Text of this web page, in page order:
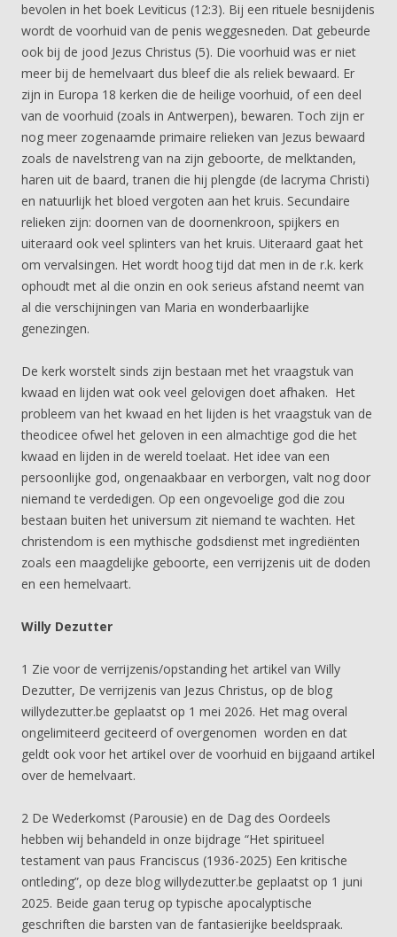
bevolen in het boek Leviticus (12:3). Bij een rituele besnijdenis
wordt de voorhuid van de penis weggesneden. Dat gebeurde
ook bij de jood Jezus Christus (5). Die voorhuid was er niet
meer bij de hemelvaart dus bleef die als reliek bewaard. Er
zijn in Europa 18 kerken die de heilige voorhuid, of een deel
van de voorhuid (zoals in Antwerpen), bewaren. Toch zijn er
nog meer zogenaamde primaire relieken van Jezus bewaard
zoals de navelstreng van na zijn geboorte, de melktanden,
haren uit de baard, tranen die hij plengde (de lacryma Christi)
en natuurlijk het bloed vergoten aan het kruis. Secundaire
relieken zijn: doornen van de doornenkroon, spijkers en
uiteraard ook veel splinters van het kruis. Uiteraard gaat het
om vervalsingen. Het wordt hoog tijd dat men in de r.k. kerk
ophoudt met al die onzin en ook serieus afstand neemt van
al die verschijningen van Maria en wonderbaarlijke
genezingen.
De kerk worstelt sinds zijn bestaan met het vraagstuk van
kwaad en lijden wat ook veel gelovigen doet afhaken. Het
probleem van het kwaad en het lijden is het vraagstuk van de
theodicee ofwel het geloven in een almachtige god die het
kwaad en lijden in de wereld toelaat. Het idee van een
persoonlijke god, ongenaakbaar en verborgen, valt nog door
niemand te verdedigen. Op een ongevoelige god die zou
bestaan buiten het universum zit niemand te wachten. Het
christendom is een mythische godsdienst met ingrediënten
zoals een maagdelijke geboorte, een verrijzenis uit de doden
en een hemelvaart.
Willy Dezutter
1 Zie voor de verrijzenis/opstanding het artikel van Willy
Dezutter, De verrijzenis van Jezus Christus, op de blog
willydezutter.be geplaatst op 1 mei 2026. Het mag overal
ongelimiteerd geciteerd of overgenomen worden en dat
geldt ook voor het artikel over de voorhuid en bijgaand artikel
over de hemelvaart.
2 De Wederkomst (Parousie) en de Dag des Oordeels
hebben wij behandeld in onze bijdrage “Het spiritueel
testament van paus Franciscus (1936-2025) Een kritische
ontleding”, op deze blog willydezutter.be geplaatst op 1 juni
2025. Beide gaan terug op typische apocalyptische
geschriften die barsten van de fantasierijke beeldspraak.